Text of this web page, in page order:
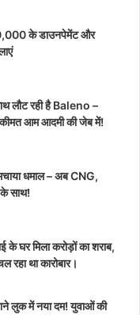
के डाउनपेमेंट और
लौट रही है Baleno –
आम आदमी की जेब में!
धमाल – अब CNG,
साथ!
घर मिला करोड़ों का शराब,
था कारोबार।
लुक में नया दम! युवाओं की